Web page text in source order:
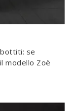
se
modello Zoè